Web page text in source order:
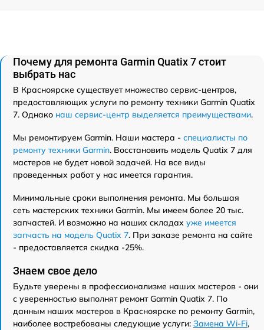
Почему для ремонта Garmin Quatix 7 стоит
выбрать нас
В Красноярске существует множество сервис-центров,
предоставляющих услуги по ремонту техники Garmin Quatix
7. Однако наш сервис-центр выделяется преимуществами.
Мы ремонтируем Garmin. Наши мастера - специалисты по
ремонту техники Garmin. Восстановить модель Quatix 7 для
мастеров не будет новой задачей. На все виды
проведенных работ у нас имеется гарантия.
Минимальные сроки выполнения ремонта. Мы большая
сеть мастерских техники Garmin. Мы имеем более 20 тыс.
запчастей. И возможно на наших складах уже имеется
запчасть на модель Quatix 7. При заказе ремонта на сайте
- предоставляется скидка -25%.
Знаем свое дело
Будьте уверены в профессионализме наших мастеров - они
с уверенностью выполнят ремонт Garmin Quatix 7. По
данным наших мастеров в Красноярске по ремонту Garmin,
наиболее востребованы следующие услуги: Замена Wi-Fi,